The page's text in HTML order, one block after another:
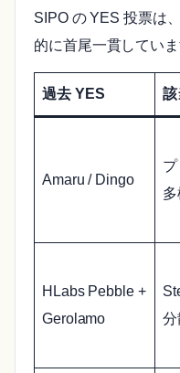
SIPO の YES 投票は
的に首尾一貫していま
過去 YES 該
Amaru / Dingo
HLabs Pebble +
Gerolamo
分